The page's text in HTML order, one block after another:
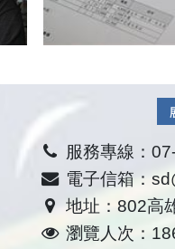
服務專線：
電子信箱：
地址：802高
瀏覽人次：